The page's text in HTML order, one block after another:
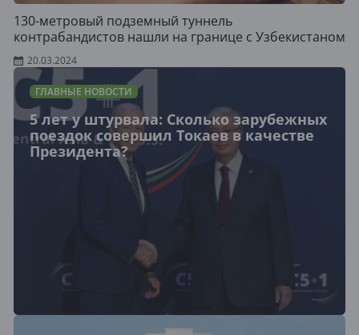
130-метровый подземный туннель
контрабандистов нашли на границе с Узбекистаном
20.03.2024
ГЛАВНЫЕ НОВОСТИ
5 лет у штурвала: Сколько зарубежных
поездок совершил Токаев в качестве
Президента?